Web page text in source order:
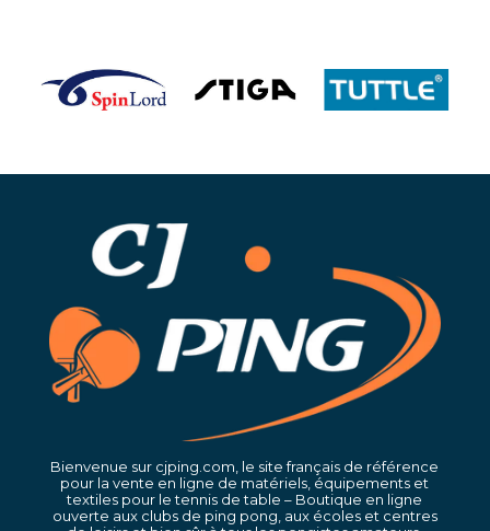
Bienvenue sur cjping.com, le site français de référence
pour la vente en ligne de matériels, équipements et
textiles pour le tennis de table – Boutique en ligne
ouverte aux clubs de ping pong, aux écoles et centres